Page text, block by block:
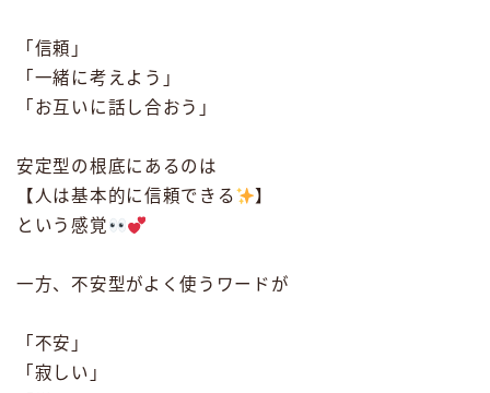
「信頼」
「一緒に考えよう」
「お互いに話し合おう」
安定型の根底にあるのは
【人は基本的に信頼できる
】
という感覚
一方、不安型がよく使うワードが
「不安」
「寂しい」